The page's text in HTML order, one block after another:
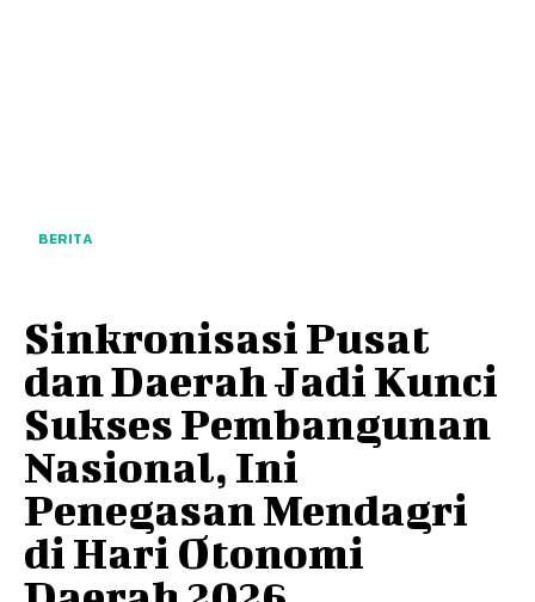
BERITA
Sinkronisasi Pusat
dan Daerah Jadi Kunci
Sukses Pembangunan
Nasional, Ini
Penegasan Mendagri
di Hari Otonomi